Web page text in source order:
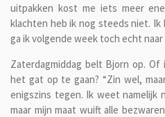
uitpakken kost me iets meer
klachten heb ik nog steeds niet.
ga ik volgende week toch echt
Zaterdagmiddag belt Bjorn op.
het gat op te gaan? “Zin wel,
enigszins tegen. Ik weet namelijk
maar mijn maat wuift alle